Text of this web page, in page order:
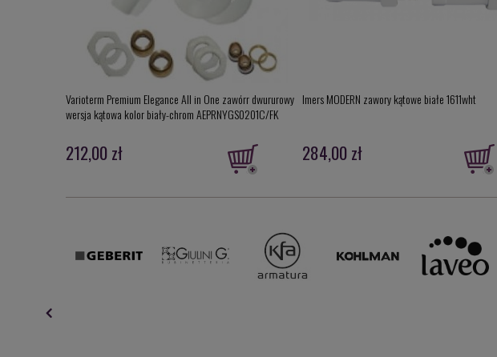
Varioterm Premium Elegance All in One zawórr dwururowy
wersja kątowa kolor biały-chrom AEPRNYGS0201C/FK
212,00 zł
Imers MODERN zawory kątowe białe 1611wht
284,00 zł